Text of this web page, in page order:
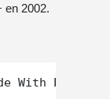
en 2002.
With Paul